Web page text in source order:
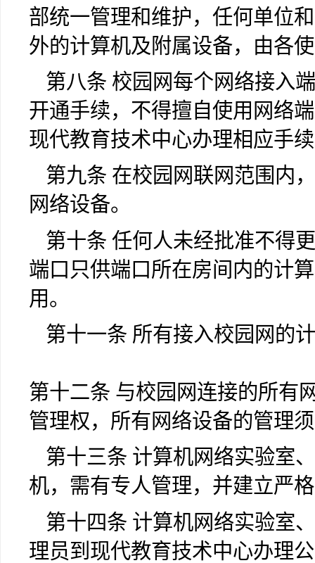
部统一管理和维护，任何单位
外的计算机及附属设备，由各
第八条 校园网每个网络接入
开通手续，不得擅自使用网络
现代教育技术中心办理相应手
第九条 在校园网联网范围内
网络设备。
第十条 任何人未经批准不得
端口只供端口所在房间内的计
用。
第十一条 所有接入校园网的
第十二条 与校园网连接的所有
管理权，所有网络设备的管理
第十三条 计算机网络实验室
机，需有专人管理，并建立严
第十四条 计算机网络实验室
理员到现代教育技术中心办理